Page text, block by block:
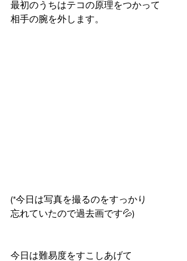
最初のうちはテコの原理をつかって
相手の腕を外します。
(*今日は写真を撮るのをすっかり
忘れていたので過去画です💦)
今日は難易度をすこしあげて